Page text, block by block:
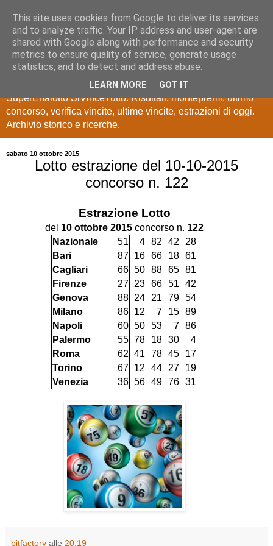
Estrazioni Lotto
SuperEnalotto
Ultime estrazioni di Lotto, SuperEnalotto, 10 e lotto,
SuperEnalotto SiVinceTutto. Risultati, montepremi, ultimo
concorso, verifica vincite, ultime vincite, estrazioni di oggi.
Archivio storico e ricerche.
sabato 10 ottobre 2015
Lotto estrazione del 10-10-2015
concorso n. 122
Estrazione Lotto
del 10 ottobre 2015 concorso n. 122
Nazionale
51 4 82 42
28
Bari
87 16 66 18 61
Cagliari
66 50 88 65 81
Firenze
27 23 66 51
42
Genova
88 24 21 79 54
Milano
86 12 7 15 89
Napoli
60 50 53 7 86
Palermo
55 78 18 30
4
Roma
62 41 78 45
17
Torino
67 12 44 27
19
Venezia
36 56 49 76 31
bitfactory alle 20:19
This site uses cookies from Google to deliver its services
and to analyze traffic. Your IP address and user-agent are
shared with Google along with performance and security
metrics to ensure quality of service, generate usage
statistics, and to detect and address abuse.
LEARN MORE GOT IT